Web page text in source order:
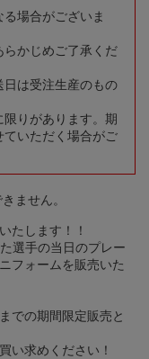
場合がございま
らかじめご了承くだ
日は受注生産のもの
りがあります。期
ていただく場合がご
ません。
たします！！
選手の当日のプレー
フォームを販売いた
での期間限定販売と
い求めください！